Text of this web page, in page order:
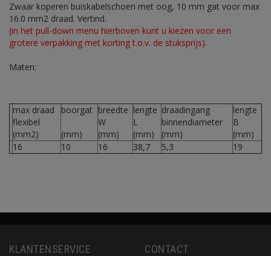
Zwaar koperen buiskabelschoen met oog, 10 mm gat voor max
16.0 mm2 draad. Vertind.
(in het pull-down menu hierboven kunt u kiezen voor een
grotere verpakking met korting t.o.v. de stuksprijs).
Maten:
max draad
flexibel
(mm2)
boorgat
(mm)
breedte
W
(mm)
lengte
L
(mm)
draadingang
binnendiameter
(mm)
lengte
B
(mm)
16
10 16 38,7 5,3 19
KLANTENSERVICE CONTACT